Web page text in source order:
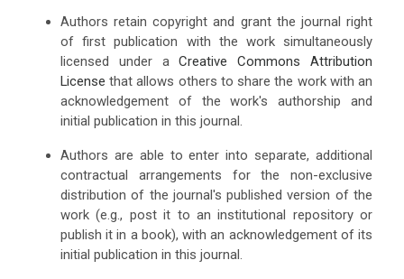
Authors retain copyright and grant the journal right
of first publication with the work simultaneously
licensed under aCreative Commons Attribution
License that allows others to share the work with an
acknowledgement of the work's authorship and
initial publication in this journal.
Authors are able to enter into separate, additional
contractual arrangements for the non-exclusive
distribution of the journal's published version of the
work (e.g., post it to an institutional repository or
publish it in a book), with an acknowledgement of its
initial publication in this journal.